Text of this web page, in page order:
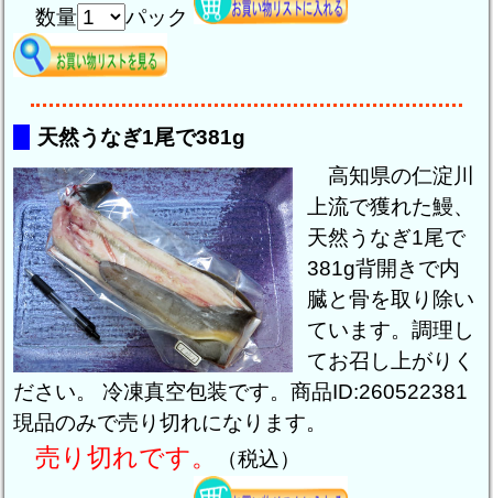
数量 パック
天然うなぎ1尾で381g
高知県の仁淀川
上流で獲れた鰻、
天然うなぎ1尾で
381g背開きで内
臓と骨を取り除い
ています。調理し
てお召し上がりく
ださい。 冷凍真空包装です。商品ID:260522381
現品のみで売り切れになります。
売り切れです。 （税込）